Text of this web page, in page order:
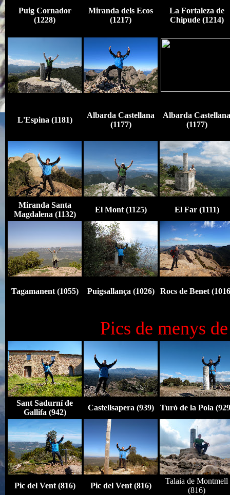
Puig Cornador
(1228)
Miranda dels Ecos
(1217)
La Fortaleza de
Chipude (1214)
L'Espina (1181)
Albarda Castellana
(1177)
Albarda Castellana
(1177)
Miranda Santa
Magdalena (1132)
El Mont (1125) El Far (1111)
Tagamanent (1055) Puigsallança (1026) Rocs de Benet
Pics de menys
Sant Sadurní de
Gallifa (942)
Castellsapera (939) Turó de la Pola (929
Pic del Vent (816) Pic del Vent (816)
Talaia de Montmell
(816)